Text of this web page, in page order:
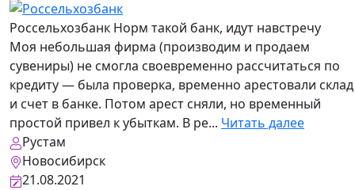
Россельхозбанк Норм такой банк, идут навстречу
Моя небольшая фирма (производим и продаем
сувениры) не смогла своевременно рассчитаться по
кредиту — была проверка, временно арестовали склад
и счет в банке. Потом арест сняли, но временный
простой привел к убыткам. В ре... Читать далее
Рустам
Новосибирск
21.08.2021